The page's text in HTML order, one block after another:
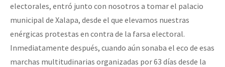
electorales, entró junto con nosotros a tomar el palacio
municipal de Xalapa, desde el que elevamos nuestras
enérgicas protestas en contra de la farsa electoral.
Inmediatamente después, cuando aún sonaba el eco de esas
marchas multitudinarias organizadas por 63 días desde la